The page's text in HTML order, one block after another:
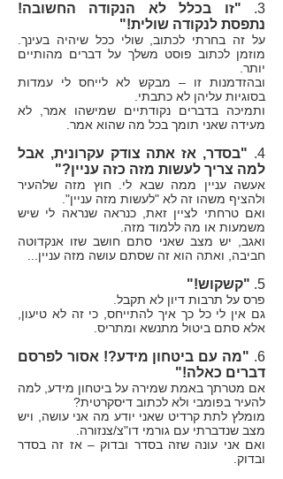
3.
"זו בכלל לא הנקודה החשובה!
נתפסת לנקודה שולית!"
על זה בחרתי לכתוב, שולי ככל שיהיה בעינך.
מוזמן לכתוב פוסט משלך על דברים מהותיים
יותר.
ובהזדמנות זו – מבקש לא לייחס לי עמדות
בסוגיות עליהן לא כתבתי.
ותמיכה בדברים נקודתיים שמישהו אמר, לא
מעידה שאני תומך בכל מה שהוא אמר.
4.
"בסדר, אז אתה צודק עקרונית, אבל
למה צריך לעשות מזה כזה עניין?"
אעשה עניין ממה שבא לי. חוץ מזה שלהעיר
ולהציף משהו זה לא "לעשות מזה עניין".
ואם טרחתי לציין זאת, כנראה שנראה לי שיש
משמעות או מה ללמוד מזה.
ואגב, יש מצב שאני סתם חושב שזו אנקדוטה
חביבה, ואתה הוא זה שסתם עושה מזה עניין...
5. "קשקוש!"
פרס על תרבות דיון לא תקבל.
גם אין לי כל כך איך להתייחס, כי זה לא טיעון,
אלא סתם ביטול מתנשא ומתריס.
6. "מה עם ביטחון מידע?! אסור לפרסם
דברים כאלה!"
אם מטרתך באמת שמירה על ביטחון מידע, למה
להעיר בפומבי ולא לכתוב דיסקרטית?
מומלץ לתת קרדיט שאני יודע מה אני עושה, ויש
מצב שנדברתי עם גורמי דו"צ/צנזורה.
ואם אני עונה שזה בסדר ובדוק – אז זה בסדר
ובדוק.